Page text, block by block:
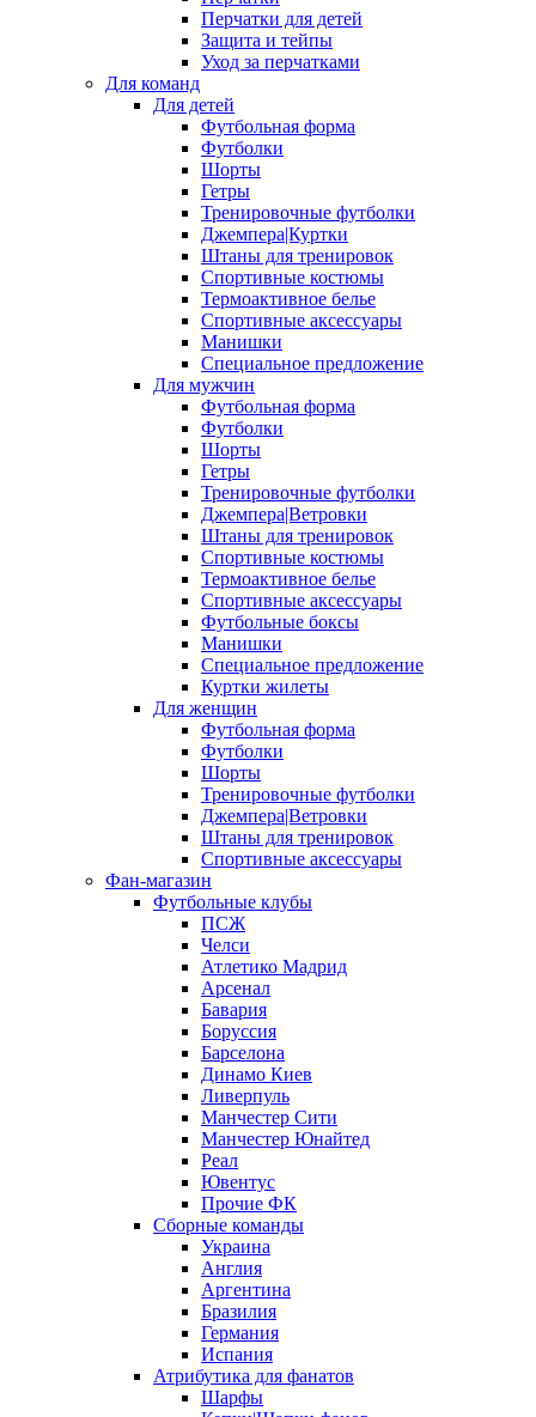
Перчатки для детей
Защита и тейпы
Уход за перчатками
Для команд
Для детей
Футбольная форма
Футболки
Шорты
Гетры
Тренировочные футболки
Джемпера|Куртки
Штаны для тренировок
Спортивные костюмы
Термоактивное белье
Спортивные аксессуары
Манишки
Специальное предложение
Для мужчин
Футбольная форма
Футболки
Шорты
Гетры
Тренировочные футболки
Джемпера|Ветровки
Штаны для тренировок
Спортивные костюмы
Термоактивное белье
Спортивные аксессуары
Футбольные боксы
Манишки
Специальное предложение
Куртки жилеты
Для женщин
Футбольная форма
Футболки
Шорты
Тренировочные футболки
Джемпера|Ветровки
Штаны для тренировок
Спортивные аксессуары
Фан-магазин
Футбольные клубы
ПСЖ
Челси
Атлетико Мадрид
Арсенал
Бавария
Боруссия
Барселона
Динамо Киев
Ливерпуль
Манчестер Сити
Манчестер Юнайтед
Реал
Ювентус
Прочие ФК
Сборные команды
Украина
Англия
Аргентина
Бразилия
Германия
Испания
Атрибутика для фанатов
Шарфы